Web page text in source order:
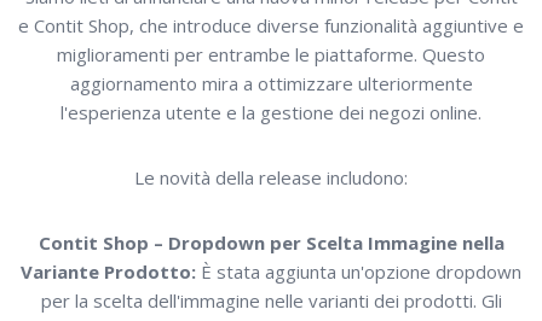
e Contit Shop, che introduce diverse funzionalità aggiuntive e
miglioramenti per entrambe le piattaforme. Questo
aggiornamento mira a ottimizzare ulteriormente
l'esperienza utente e la gestione dei negozi online.
Le novità della release includono:
Contit Shop – Dropdown per Scelta Immagine nella
Variante Prodotto: È stata aggiunta un'opzione dropdown
per la scelta dell'immagine nelle varianti dei prodotti. Gli